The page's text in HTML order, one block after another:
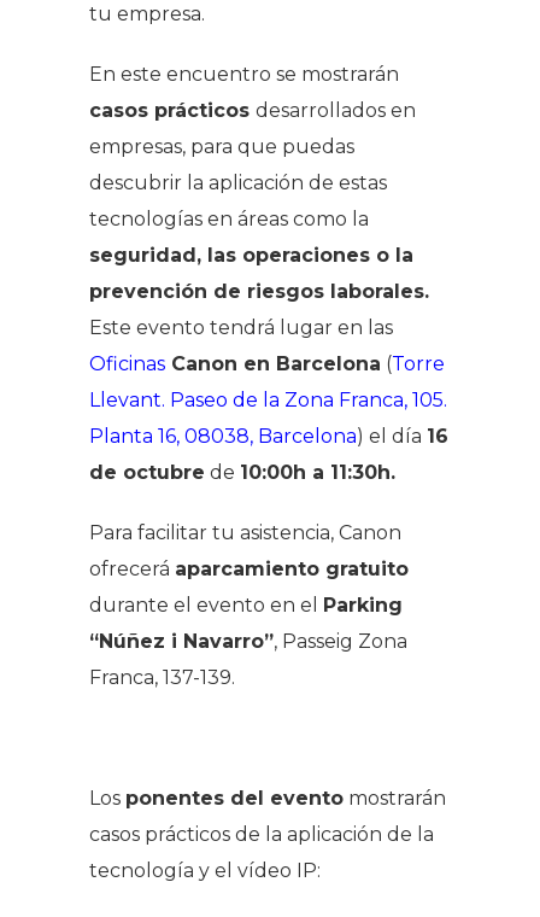
tu empresa.
En este encuentro se mostrarán
casos prácticos desarrollados en
empresas, para que puedas
descubrir la aplicación de estas
tecnologías en áreas como la
seguridad, las operaciones o la
prevención de riesgos laborales.
Este evento tendrá lugar en las
Oficinas Canon en Barcelona (Torre
Llevant. Paseo de la Zona Franca, 105.
Planta 16, 08038, Barcelona) el día 16
de octubre de 10:00h a 11:30h.
Para facilitar tu asistencia, Canon
ofrecerá aparcamiento gratuito
durante el evento en el Parking
“Núñez i Navarro”, Passeig Zona
Franca, 137-139.
Los ponentes del evento mostrarán
casos prácticos de la aplicación de la
tecnología y el vídeo IP: